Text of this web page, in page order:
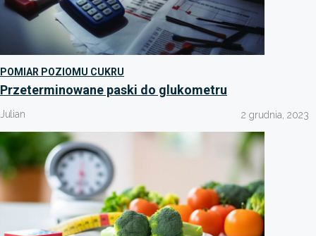
POMIAR POZIOMU CUKRU
Przeterminowane paski do glukometru
Julian 2 grudnia, 2023